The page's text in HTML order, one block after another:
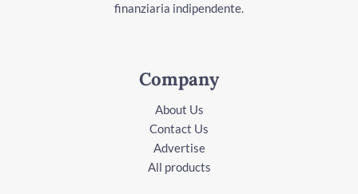
finanziaria indipendente.
Company
About Us
Contact Us
Advertise
All products